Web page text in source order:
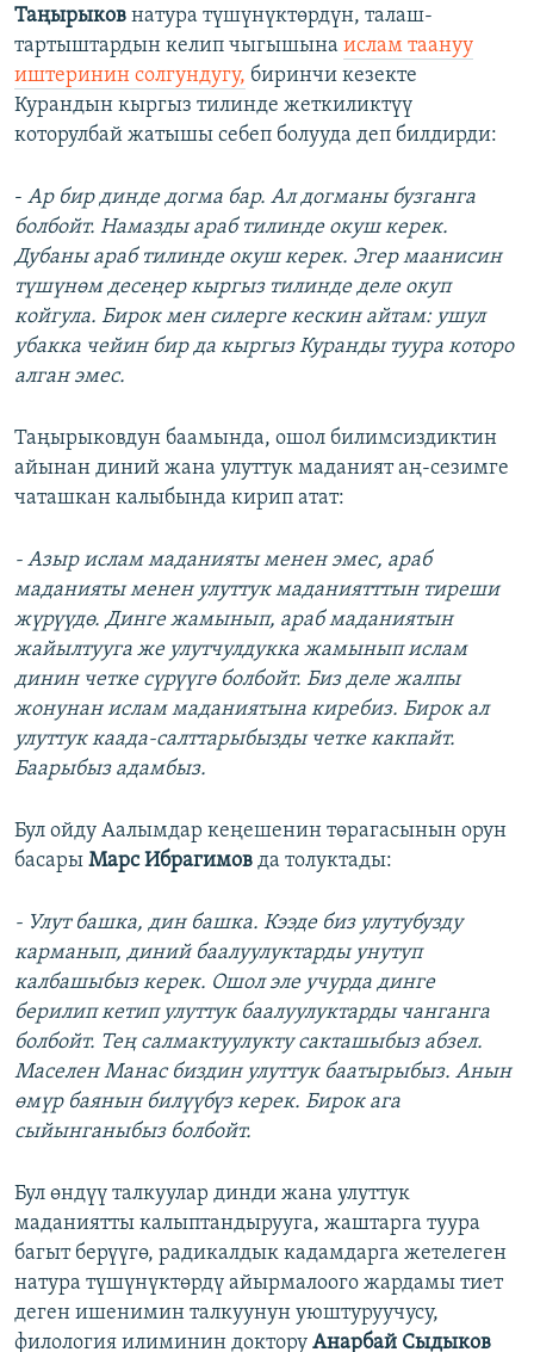
Таңырыков натура түшүнүктөрдүн, талаш-
тартыштардын келип чыгышына ислам таануу
иштеринин солгундугу, биринчи кезекте
Курандын кыргыз тилинде жеткиликтүү
которулбай жатышы себеп болууда деп билдирди:
- Ар бир динде догма бар. Ал догманы бузганга
болбойт. Намазды араб тилинде окуш керек.
Дубаны араб тилинде окуш керек. Эгер маанисин
түшүнөм десеңер кыргыз тилинде деле окуп
койгула. Бирок мен силерге кескин айтам: ушул
убакка чейин бир да кыргыз Куранды туура которо
алган эмес.
Таңырыковдун баамында, ошол билимсиздиктин
айынан диний жана улуттук маданият аң-сезимге
чаташкан калыбында кирип атат:
- Азыр ислам маданияты менен эмес, араб
маданияты менен улуттук маданиятттын тиреши
жүрүүдө. Динге жамынып, араб маданиятын
жайылтууга же улутчулдукка жамынып ислам
динин четке сүрүүгө болбойт. Биз деле жалпы
жонунан ислам маданиятына киребиз. Бирок ал
улуттук каада-салттарыбызды четке какпайт.
Баарыбыз адамбыз.
Бул ойду Аалымдар кеңешенин төрагасынын орун
басары Марс Ибрагимов да толуктады:
- Улут башка, дин башка. Кээде биз улутубузду
карманып, диний баалуулуктарды унутуп
калбашыбыз керек. Ошол эле учурда динге
берилип кетип улуттук баалуулуктарды чанганга
болбойт. Тең салмактуулукту сакташыбыз абзел.
Маселен Манас биздин улуттук баатырыбыз. Анын
өмүр баянын билүүбүз керек. Бирок ага
сыйынганыбыз болбойт.
Бул өндүү талкуулар динди жана улуттук
маданиятты калыптандырууга, жаштарга туура
багыт берүүгө, радикалдык кадамдарга жетелеген
натура түшүнүктөрдү айырмалоого жардамы тиет
деген ишенимин талкуунун уюштуруучусу,
филология илиминин доктору Анарбай Сыдыков